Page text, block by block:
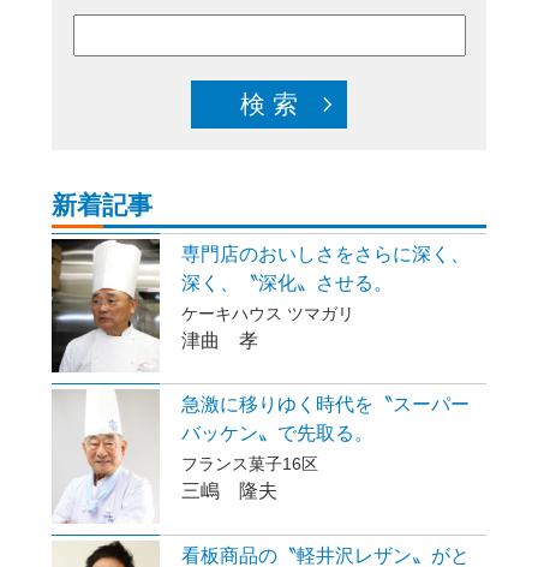
新着記事
専門店のおいしさをさらに深く、
深く、〝深化〟させる。
ケーキハウス ツマガリ
津曲 孝
急激に移りゆく時代を〝スーパー
バッケン〟で先取る。
フランス菓子16区
三嶋 隆夫
看板商品の〝軽井沢レザン〟がと